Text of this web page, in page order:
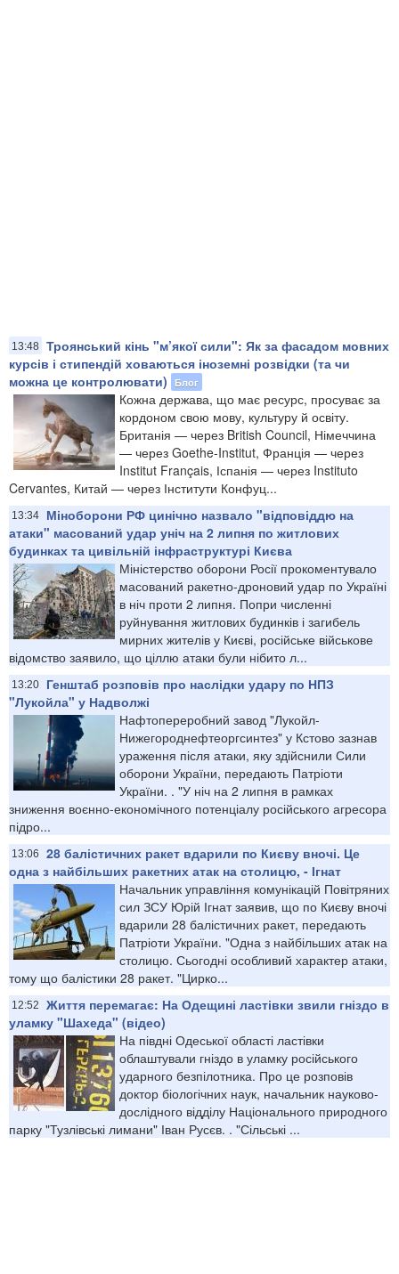
13:48 Троянський кінь "м’якої сили": Як за фасадом мовних
курсів і стипендій ховаються іноземні розвідки (та чи
можна це контролювати)
Блог
Кожна держава, що має ресурс, просуває за
кордоном свою мову, культуру й освіту.
Британія — через British Council, Німеччина
— через Goethe-Institut, Франція — через
Institut Français, Іспанія — через Instituto
Cervantes, Китай — через Інститути Конфуц...
13:34
Міноборони РФ цинічно назвало "відповіддю на
атаки" масований удар уніч на 2 липня по житлових
будинках та цивільній інфраструктурі Києва
Міністерство оборони Росії прокоментувало
масований ракетно-дроновий удар по Україні
в ніч проти 2 липня. Попри численні
руйнування житлових будинків і загибель
мирних жителів у Києві, російське військове
відомство заявило, що ціллю атаки були нібито л...
13:20
Генштаб розповів про наслідки удару по НПЗ
"Лукойла" у Надволжі
Нафтопереробний завод "Лукойл-
Нижегороднефтеоргсинтез" у Кстово зазнав
ураження після атаки, яку здійснили Сили
оборони України, передають Патріоти
України. . "У ніч на 2 липня в рамках
зниження воєнно-економічного потенціалу російського агресора
підро...
13:06
28 балістичних ракет вдарили по Києву вночі. Це
одна з найбільших ракетних атак на столицю, - Ігнат
Начальник управління комунікацій Повітряних
сил ЗСУ Юрій Ігнат заявив, що по Києву вночі
вдарили 28 балістичних ракет, передають
Патріоти України. "Одна з найбільших атак на
столицю. Сьогодні особливий характер атаки,
тому що балістики 28 ракет. "Цирко...
12:52
Життя перемагає: На Одещині ластівки звили гніздо в
уламку "Шахеда" (відео)
На півдні Одеської області ластівки
облаштували гніздо в уламку російського
ударного безпілотника. Про це розповів
доктор біологічних наук, начальник науково-
дослідного відділу Національного природного
парку "Тузлівські лимани" Іван Русєв. . "Сільські ...